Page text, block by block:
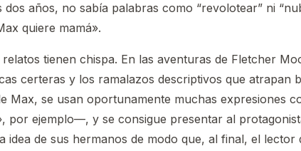
años, no sabía palabras como “revolotear” ni
quiere mamá».
tienen chispa. En las aventuras de Fletcher
certeras y los ramalazos descriptivos que atrapan
Max, se usan oportunamente muchas expresiones
por ejemplo—, y se consigue presentar al
idea de sus hermanos de modo que, al final, el